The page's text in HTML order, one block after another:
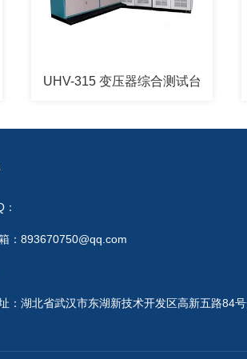
UHV-315 变压器综合测试台
：893670750@qq.com
：湖北省武汉市东湖新技术开发区高新五路84